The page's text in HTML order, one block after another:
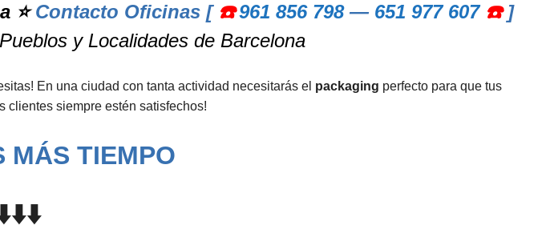
⭐️Contacto Oficinas [ ☎️961 856 798— 651 977 607 ☎️ ]
y Localidades de Barcelona
En una ciudad con tanta actividad necesitarás el packaging perfecto para que tus
clientes siempre estén satisfechos!
MÁS TIEMPO